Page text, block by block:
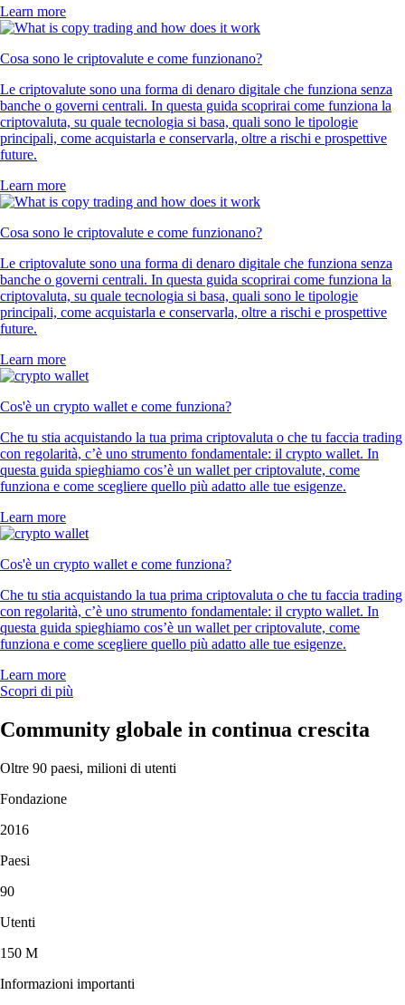
Learn more
Cosa sono le criptovalute e come funzionano?
Le criptovalute sono una forma di denaro digitale che funziona senza
banche o governi centrali. In questa guida scoprirai come funziona la
criptovaluta, su quale tecnologia si basa, quali sono le tipologie
principali, come acquistarla e conservarla, oltre a rischi e prospettive
future.
Learn more
Cosa sono le criptovalute e come funzionano?
Le criptovalute sono una forma di denaro digitale che funziona senza
banche o governi centrali. In questa guida scoprirai come funziona la
criptovaluta, su quale tecnologia si basa, quali sono le tipologie
principali, come acquistarla e conservarla, oltre a rischi e prospettive
future.
Learn more
Cos'è un crypto wallet e come funziona?
Che tu stia acquistando la tua prima criptovaluta o che tu faccia trading
con regolarità, c’è uno strumento fondamentale: il crypto wallet. In
questa guida spieghiamo cos’è un wallet per criptovalute, come
funziona e come scegliere quello più adatto alle tue esigenze.
Learn more
Cos'è un crypto wallet e come funziona?
Che tu stia acquistando la tua prima criptovaluta o che tu faccia trading
con regolarità, c’è uno strumento fondamentale: il crypto wallet. In
questa guida spieghiamo cos’è un wallet per criptovalute, come
funziona e come scegliere quello più adatto alle tue esigenze.
Learn more
Scopri di più
Community globale in continua crescita
Oltre 90 paesi, milioni di utenti
Fondazione
2016
Paesi
90
Utenti
150 M
Informazioni importanti